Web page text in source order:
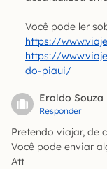
Você pode ler
https://
https://
do-piaui/
Eraldo Souza
Responder
Pretendo viajar, de
Você pode enviar
Att